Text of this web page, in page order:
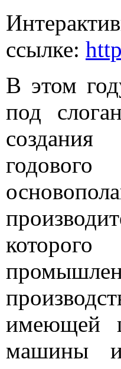
ссылке:
В этом
под
имеющей
машины